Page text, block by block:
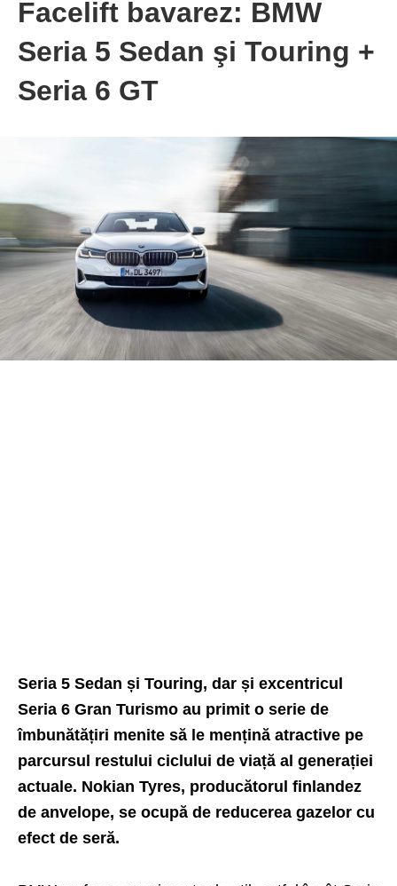
Facelift bavarez: BMW
Seria 5 Sedan şi Touring +
Seria 6 GT
Seria 5 Sedan și Touring, dar și excentricul
Seria 6 Gran Turismo au primit o serie de
îmbunătățiri menite să le mențină atractive pe
parcursul restului ciclului de viață al generației
actuale. Nokian Tyres, producătorul finlandez
de anvelope, se ocupă de reducerea gazelor cu
efect de seră.